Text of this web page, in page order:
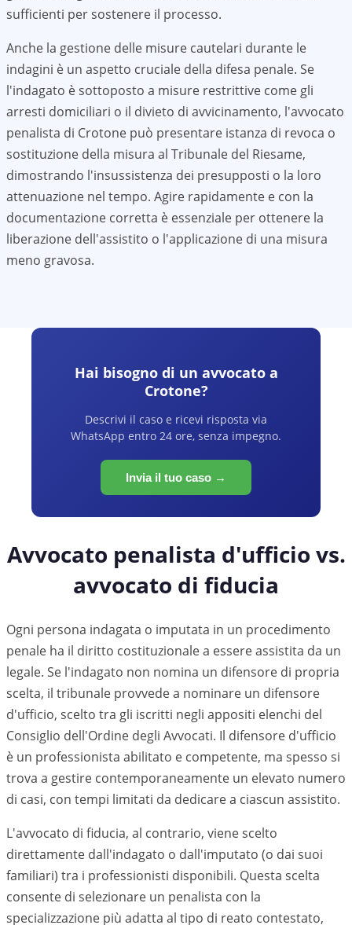
sufficienti per sostenere il processo.
Anche la gestione delle misure cautelari durante le
indagini è un aspetto cruciale della difesa penale. Se
l'indagato è sottoposto a misure restrittive come gli
arresti domiciliari o il divieto di avvicinamento, l'avvocato
penalista di Crotone può presentare istanza di revoca o
sostituzione della misura al Tribunale del Riesame,
dimostrando l'insussistenza dei presupposti o la loro
attenuazione nel tempo. Agire rapidamente e con la
documentazione corretta è essenziale per ottenere la
liberazione dell'assistito o l'applicazione di una misura
meno gravosa.
Hai bisogno di un avvocato a
Crotone?
Descrivi il caso e ricevi risposta via
WhatsApp entro 24 ore, senza impegno.
Invia il tuo caso →
Avvocato penalista d'ufficio vs.
avvocato di fiducia
Ogni persona indagata o imputata in un procedimento
penale ha il diritto costituzionale a essere assistita da un
legale. Se l'indagato non nomina un difensore di propria
scelta, il tribunale provvede a nominare un difensore
d'ufficio, scelto tra gli iscritti negli appositi elenchi del
Consiglio dell'Ordine degli Avvocati. Il difensore d'ufficio
è un professionista abilitato e competente, ma spesso si
trova a gestire contemporaneamente un elevato numero
di casi, con tempi limitati da dedicare a ciascun assistito.
L'avvocato di fiducia, al contrario, viene scelto
direttamente dall'indagato o dall'imputato (o dai suoi
familiari) tra i professionisti disponibili. Questa scelta
consente di selezionare un penalista con la
specializzazione più adatta al tipo di reato contestato,